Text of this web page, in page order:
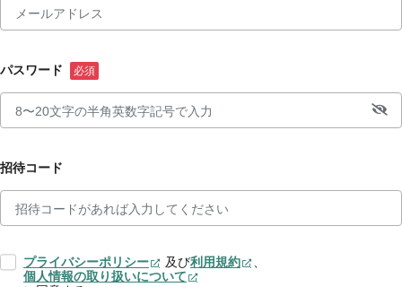
パスワード
招待コード
プライバシーポリシー 及び利用規約
、
個人情報の取り扱いについて